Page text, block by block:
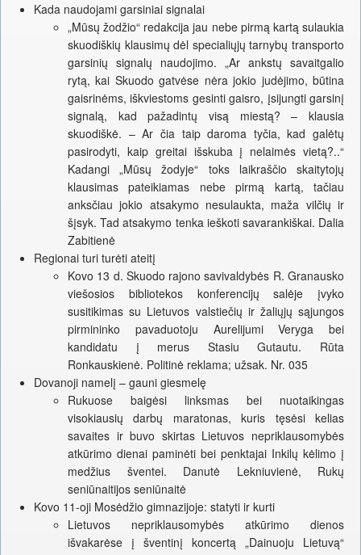
Kada naudojami garsiniai signalai
„Mūsų žodžio“ redakcija jau nebe pirmą kartą sulaukia
skuodiškių klausimų dėl specialiųjų tarnybų transporto
garsinių signalų naudojimo. „Ar ankstų savaitgalio
rytą, kai Skuodo gatvėse nėra jokio judėjimo, būtina
gaisrinėms, iškviestoms gesinti gaisro, įsijungti garsinį
signalą, kad pažadintų visą miestą? – klausia
skuodiškė. – Ar čia taip daroma tyčia, kad galėtų
pasirodyti, kaip greitai išskuba į nelaimės vietą?..“
Kadangi „Mūsų žodyje“ toks laikraščio skaitytojų
klausimas pateikiamas nebe pirmą kartą, tačiau
anksčiau jokio atsakymo nesulaukta, maža vilčių ir
šįsyk. Tad atsakymo tenka ieškoti savarankiškai. Dalia
Zabitienė
Regionai turi turėti ateitį
Kovo 13 d. Skuodo rajono savivaldybės R. Granausko
viešosios bibliotekos konferencijų salėje įvyko
susitikimas su Lietuvos valstiečių ir žaliųjų sąjungos
pirmininko pavaduotoju Aurelijumi Veryga bei
kandidatu į merus Stasiu Gutautu. Rūta
Ronkauskienė. Politinė reklama; užsak. Nr. 035
Dovanoji namelį – gauni giesmelę
Rukuose baigėsi linksmas bei nuotaikingas
visokiausių darbų maratonas, kuris tęsėsi kelias
savaites ir buvo skirtas Lietuvos nepriklausomybės
atkūrimo dienai paminėti bei penktajai Inkilų kėlimo į
medžius šventei. Danutė Lekniuvienė, Rukų
seniūnaitijos seniūnaitė
Kovo 11-oji Mosėdžio gimnazijoje: statyti ir kurti
Lietuvos nepriklausomybės atkūrimo dienos
išvakarėse į šventinį koncertą „Dainuoju Lietuvą“